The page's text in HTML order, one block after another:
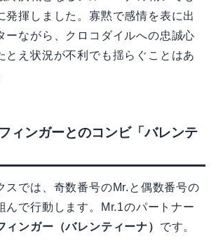
発揮しました。寡黙で感情を表に出
ーながら、クロコダイルへの忠誠心
とえ状況が不利でも揺らぐことはあ
ィンガーとのコンビ「バレンテ
スでは、奇数番号のMr.と偶数番号の
んで行動します。Mr.1のパートナー
ィンガー（バレンティーナ） です。